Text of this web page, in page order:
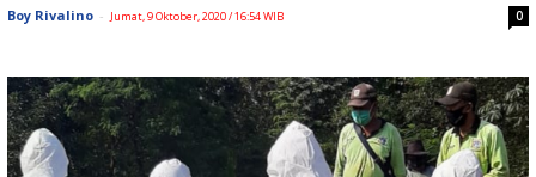
Boy Rivalino - Jumat, 9 Oktober, 2020 / 16:54 WIB 0